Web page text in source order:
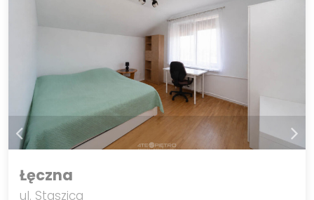
Łęczna
ul. Staszica